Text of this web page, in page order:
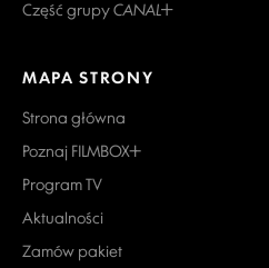
Część grupy CANAL+
MAPA STRONY
Strona główna
Poznaj FILMBOX+
Program TV
Aktualności
Zamów pakiet